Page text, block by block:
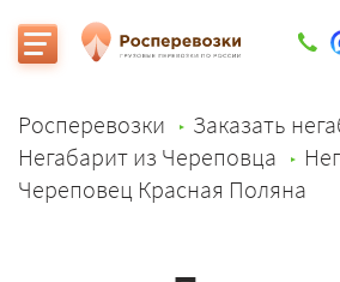
Росперевозки
Заказать
Негабарит из Череповца
Череповец Красная Поляна